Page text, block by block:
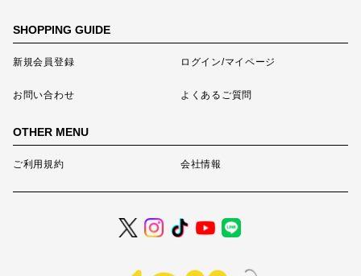
SHOPPING GUIDE
新規会員登録 ログイン/マイページ
お問い合わせ よくあるご質問
OTHER MENU
ご利用規約 会社情報